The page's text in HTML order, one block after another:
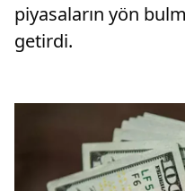
piyasaların yön
getirdi.